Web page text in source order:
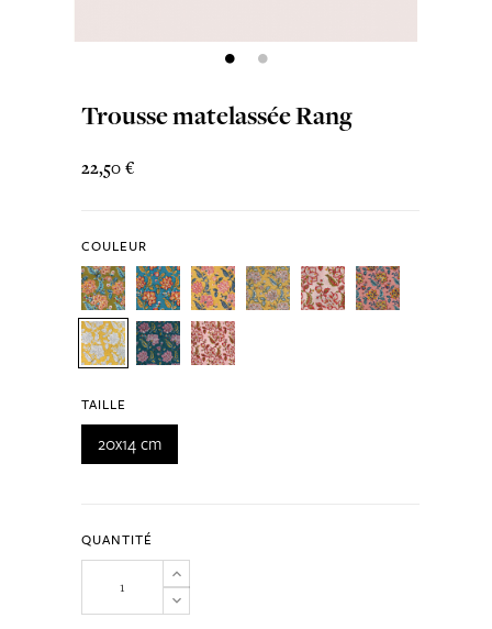
Trousse matelassée Rang
22,50 €
COULEUR
TAILLE
20x14 cm
QUANTITÉ